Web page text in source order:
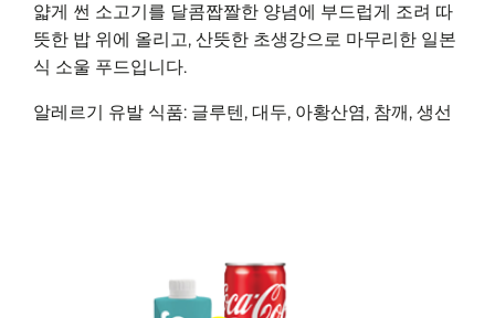
얇게 썬 소고기를 달콤짭짤한 양념에 부드럽게 조려 따
뜻한 밥 위에 올리고, 산뜻한 초생강으로 마무리한 일본
식 소울 푸드입니다.
알레르기 유발 식품: 글루텐, 대두, 아황산염, 참깨, 생선